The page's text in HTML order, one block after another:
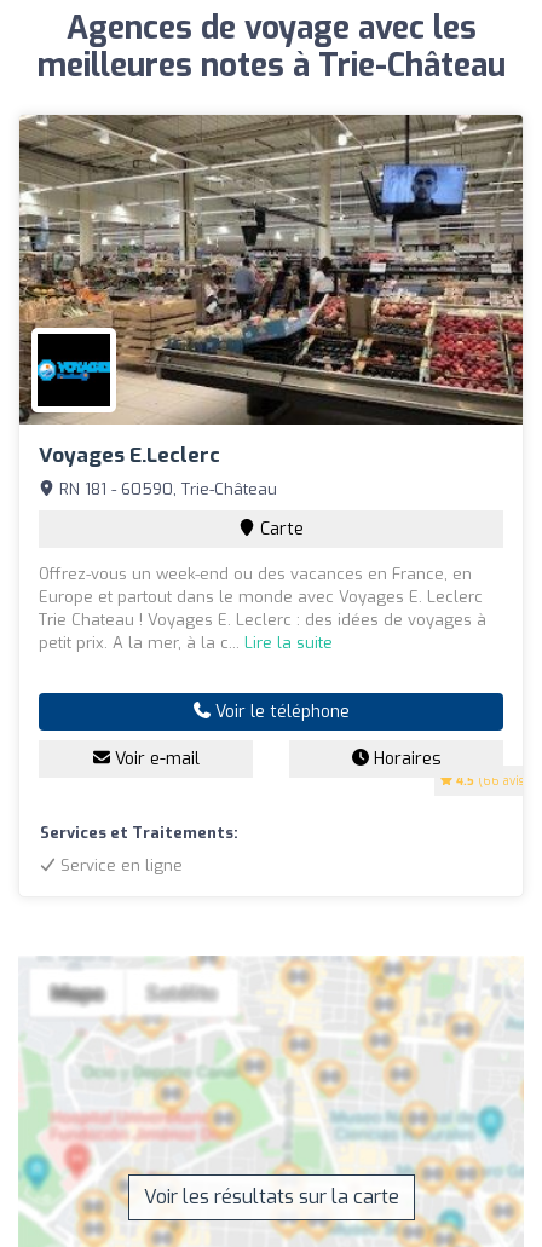
Agences de voyage avec les
meilleures notes à Trie-Château
Voyages E.Leclerc
4.5 (66 avis)
RN 181 - 60590, Trie-Château
Carte
Offrez-vous un week-end ou des vacances en France, en
Europe et partout dans le monde avec Voyages E. Leclerc
Trie Chateau ! Voyages E. Leclerc : des idées de voyages à
petit prix. A la mer, à la c... Lire la suite
Voir le téléphone
Voir e-mail Horaires
Services et Traitements:
Service en ligne
Voir les résultats sur la carte